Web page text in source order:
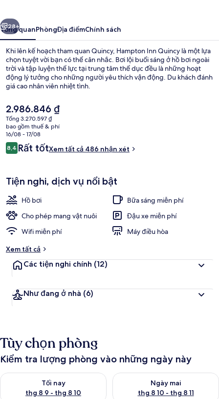
Tiếp
28+
Tổng quanPhòngĐịa điểmChính sách
Khi lên kế hoạch tham quan Quincy, Hampton Inn Quincy là một lựa
chọn tuyệt vời bạn có thể cân nhắc. Bơi lội buổi sáng ở hồ bơi ngoài
trời và tập luyện thể lực tại trung tâm thể dục đều là những hoạt
động lý tưởng cho những người yêu thích vận động. Du khách đánh
giá cao nhân viên nhiệt tình.
Giá
hiện
tại
là
2.986.846 ₫
2.986.846 ₫
Tổng 3.270.597 ₫
bao gồm thuế & phí
16/08 - 17/08
Nhận
xét
8,48,4 trên 10,
Rất tốtXem tất cả 486 nhận xét
Tiện nghi, dịch vụ nổi bật
Hồ bơi
Bữa sáng miễn phí
Cho phép mang vật nuôi
Đậu xe miễn phí
Wifi miễn phí
Máy điều hòa
Xem tất cả
Các tiện nghi chính (12)
Như đang ở nhà (6)
Tùy chọn phòng
Kiểm tra lượng phòng vào những ngày này
Tối nay
thg 8 9 - thg 8 10
Kiểm tra lượng phòng tối nay từ thg 8 9 - thg 8 10
Ngày mai
thg 8 10 - thg 8 11
Kiểm tra lượng phòng ngày